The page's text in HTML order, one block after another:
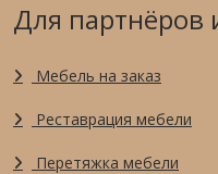
Для партнёров
Мебель на заказ
Реставрация мебели
Перетяжка мебели